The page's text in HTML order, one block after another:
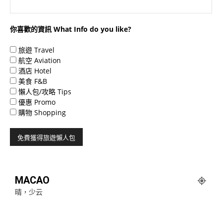
你喜歡的資訊 What Info do you like?
旅遊 Travel
航空 Aviation
酒店 Hotel
美食 F&B
懶人包/攻略 Tips
優惠 Promo
購物 Shopping
MACAO
晴，少云